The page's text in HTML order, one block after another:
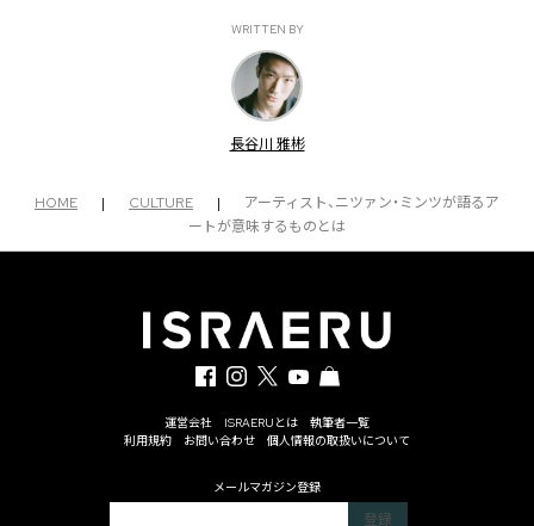
WRITTEN BY
長谷川 雅彬
HOME | CULTURE |
アーティスト、ニツァン・ミンツが語るア
ートが意味するものとは
運営会社 ISRAERUとは
執筆者一覧
利用規約
お問い合わせ 個人情報の取扱いについて
メールマガジン登録